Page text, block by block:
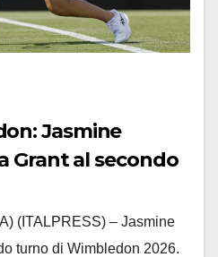
Jasmine
Grant al secondo
(ITALPRESS) – Jasmine
turno di Wimbledon 2026.